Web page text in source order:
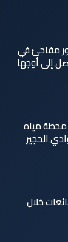
مفاجئ في
إلى أوجها
محطة مياه
الحجير
خلال